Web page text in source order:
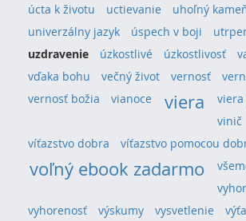
úcta k životu
uctievanie uhoľný
univerzálny jazyk
úspech v boji
uzdravenie
úzkostlivé úzkostlivosť
vďaka bohu
večný život vernosť
vernosť božia
vianoce viera
vinič
víťazstvo dobra
víťazstvo pomocou
voľný ebook zadarmo
vyhorenosť
výskumy vysvetlenie